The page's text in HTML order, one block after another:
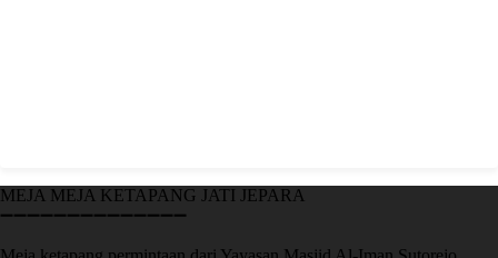
MEJA MEJA KETAPANG JATI JEPARA
➖➖➖➖➖➖➖➖➖➖➖➖➖➖